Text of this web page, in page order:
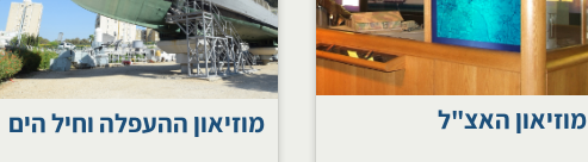
מוזיאון ההעפלה וחיל הים מוזיאון האצ"ל